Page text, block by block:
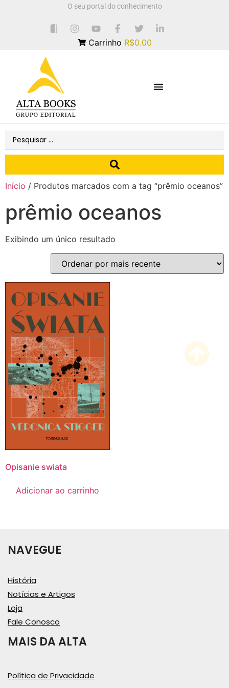
O seu portal do conhecimento
Carrinho R$0.00
Início / Produtos marcados com a tag “prêmio oceanos”
prêmio oceanos
Exibindo um único resultado
Opisanie swiata
Adicionar ao carrinho
NAVEGUE
História
Notícias e Artigos
Loja
Fale Conosco
MAIS DA ALTA
Política de Privacidade